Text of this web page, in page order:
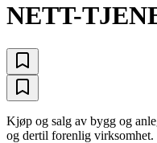
NETT-
Kjøp og salg av bygg og
og dertil forenlig virksomhet.